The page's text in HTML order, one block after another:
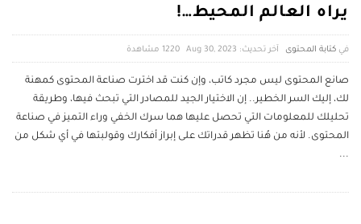
يراه العالم المحيط…!
كتابة المحتوى آخر تحديث: Aug 30, 2023 1220 ‎مشاهدة
صانع المحتوى ليس مجرد كاتب، وإن كنت قد اخترت صناعة المحتوى كمهنة
لك، إليك السر الخطير.. إن الاختيار الجيد للمصادر التي تبحث فيها، وطريقة
تحليلك للمعلومات التي تحصل عليها هما سرك الخفي وراء التميز في صناعة
المحتوى. لأنه من هُنا تظهر قدراتك على إبراز أفكارك وقولبتها في أي شكل من
...